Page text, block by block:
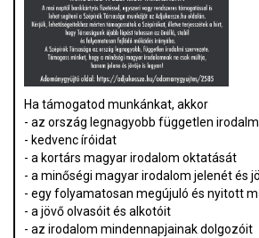
Ha támogatod munkánkat, akkor
- az ország legnagyobb független
- kedvenc íróidat
- a kortárs magyar irodalom oktatását
- a minőségi magyar irodalom jelenét és
- egy folyamatosan megújuló és nyitott
- a jövő olvasóit és alkotóit
- az irodalom mindennapjainak dolgozóit